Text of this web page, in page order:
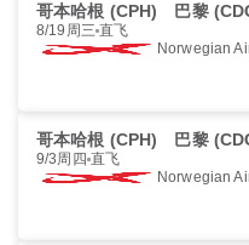
哥本哈根 (CPH) 巴黎
8/19周三 直飞
Norwegian
哥本哈根 (CPH) 巴黎
9/3周四 直飞
Norwegian